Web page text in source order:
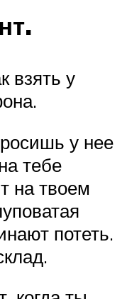
взять у
у нее
тебе
на твоем
потеть.